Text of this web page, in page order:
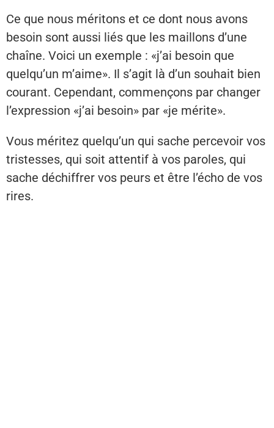
Ce que nous méritons et ce dont nous avons
besoin sont aussi liés que les maillons d’une
chaîne. Voici un exemple : «j’ai besoin que
quelqu’un m’aime». Il s’agit là d’un souhait bien
courant. Cependant, commençons par changer
l’expression «j’ai besoin» par «je mérite».
Vous méritez quelqu’un qui sache percevoir vos
tristesses, qui soit attentif à vos paroles, qui
sache déchiffrer vos peurs et être l’écho de vos
rires.